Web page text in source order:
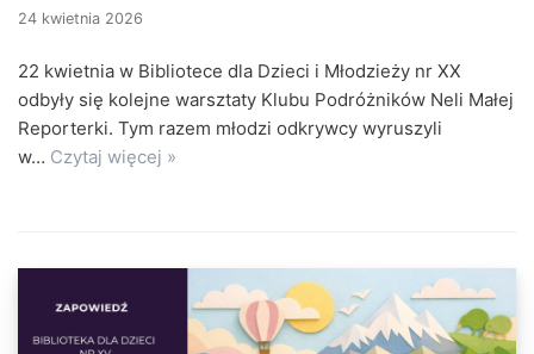
24 kwietnia 2026
22 kwietnia w Bibliotece dla Dzieci i Młodzieży nr XX
odbyły się kolejne warsztaty Klubu Podróżników Neli Małej
Reporterki. Tym razem młodzi odkrywcy wyruszyli
w… Czytaj więcej »